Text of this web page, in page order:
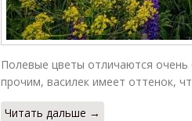
Полевые цветы отличаются
прочим, василек имеет оттенок,
Читать дальше →